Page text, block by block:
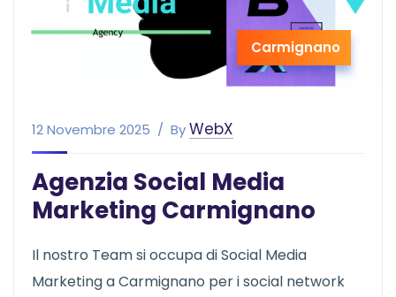
Carmignano
12 Novembre 2025 ByWebX
Agenzia Social Media
Marketing Carmignano
Il nostro Team si occupa di Social Media
Marketing a Carmignano per i social network